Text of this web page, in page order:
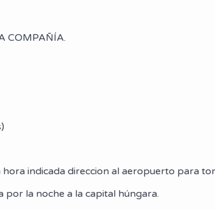
COMPAÑÍA.
hora indicada direccion al aeropuerto para
por la noche a la capital húngara.